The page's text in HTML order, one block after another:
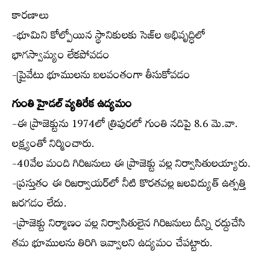
కారణాలు
-భూమిని కోల్పోయిన స్థానికులకు సెజ్‌ల అభివృద్ధిలో
భాగస్వామ్యం లేకపోవడం
-ప్రైవేటు భూములను బలవంతంగా తీసుకోవడం
గుంతి హైడల్ వ్యతిరేక ఉద్యమం
-ఈ ప్రాజెక్టును 1974లో త్రిపురలో గుంతి నదిపై 8.6 మె.వా.
లక్ష్యంతో నిర్మించారు.
-40వేల మంది గిరిజనులు ఈ ప్రాజెక్టు వల్ల నిర్వాసితులయ్యారు.
-ప్రస్తుతం ఈ రిజర్వాయర్‌లో నీటి కొరతవల్ల జలవిద్యుత్ ఉత్పత్తి
జరగడం లేదు.
-ప్రాజెక్టు నిర్మాణం వల్ల నిర్వాసితులైన గిరిజనులు దీన్ని రద్దుచేసి
తమ భూములను తిరిగి ఇవ్వాలని ఉద్యమం చేపట్టారు.